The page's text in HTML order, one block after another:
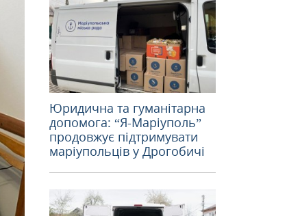
Юридична та гуманітарна
допомога: “Я-Маріуполь”
продовжує підтримувати
маріупольців у Дрогобичі